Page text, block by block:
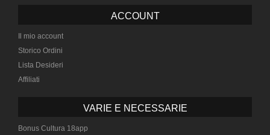
ACCOUNT
Il mio account
Storico Ordini
Lista Desideri
Affiliati
VARIE E NECESSARIE
Bonus Cultura 18app